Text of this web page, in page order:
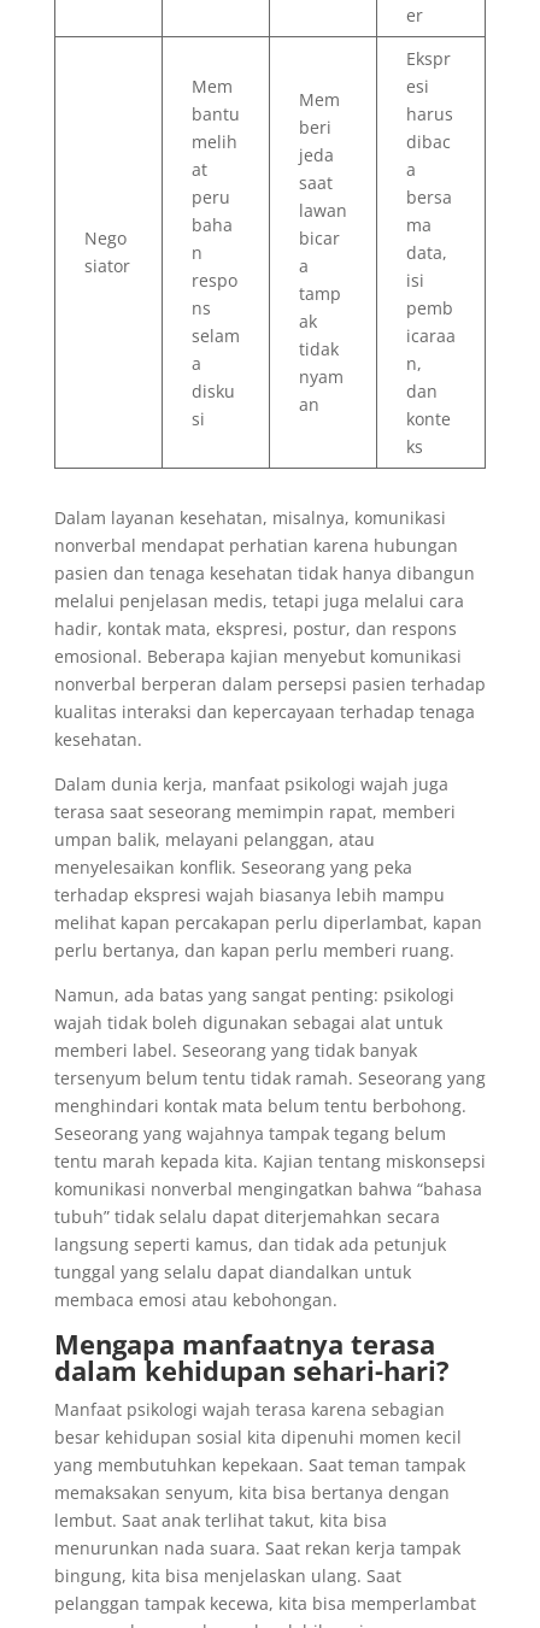
er
Nego
siator
Mem
bantu
melih
at
peru
baha
n
respo
ns
selam
a
disku
si
Mem
beri
jeda
saat
lawan
bicar
a
tamp
ak
tidak
nyam
an
Ekspr
esi
harus
dibac
a
bersa
ma
data,
isi
pemb
icaraa
n,
dan
konte
ks
Dalam layanan kesehatan, misalnya, komunikasi
nonverbal mendapat perhatian karena hubungan
pasien dan tenaga kesehatan tidak hanya dibangun
melalui penjelasan medis, tetapi juga melalui cara
hadir, kontak mata, ekspresi, postur, dan respons
emosional. Beberapa kajian menyebut komunikasi
nonverbal berperan dalam persepsi pasien terhadap
kualitas interaksi dan kepercayaan terhadap tenaga
kesehatan.
Dalam dunia kerja, manfaat psikologi wajah juga
terasa saat seseorang memimpin rapat, memberi
umpan balik, melayani pelanggan, atau
menyelesaikan konflik. Seseorang yang peka
terhadap ekspresi wajah biasanya lebih mampu
melihat kapan percakapan perlu diperlambat, kapan
perlu bertanya, dan kapan perlu memberi ruang.
Namun, ada batas yang sangat penting: psikologi
wajah tidak boleh digunakan sebagai alat untuk
memberi label. Seseorang yang tidak banyak
tersenyum belum tentu tidak ramah. Seseorang yang
menghindari kontak mata belum tentu berbohong.
Seseorang yang wajahnya tampak tegang belum
tentu marah kepada kita. Kajian tentang miskonsepsi
komunikasi nonverbal mengingatkan bahwa “bahasa
tubuh” tidak selalu dapat diterjemahkan secara
langsung seperti kamus, dan tidak ada petunjuk
tunggal yang selalu dapat diandalkan untuk
membaca emosi atau kebohongan.
Mengapa manfaatnya terasa
dalam kehidupan sehari-hari?
Manfaat psikologi wajah terasa karena sebagian
besar kehidupan sosial kita dipenuhi momen kecil
yang membutuhkan kepekaan. Saat teman tampak
memaksakan senyum, kita bisa bertanya dengan
lembut. Saat anak terlihat takut, kita bisa
menurunkan nada suara. Saat rekan kerja tampak
bingung, kita bisa menjelaskan ulang. Saat
pelanggan tampak kecewa, kita bisa memperlambat